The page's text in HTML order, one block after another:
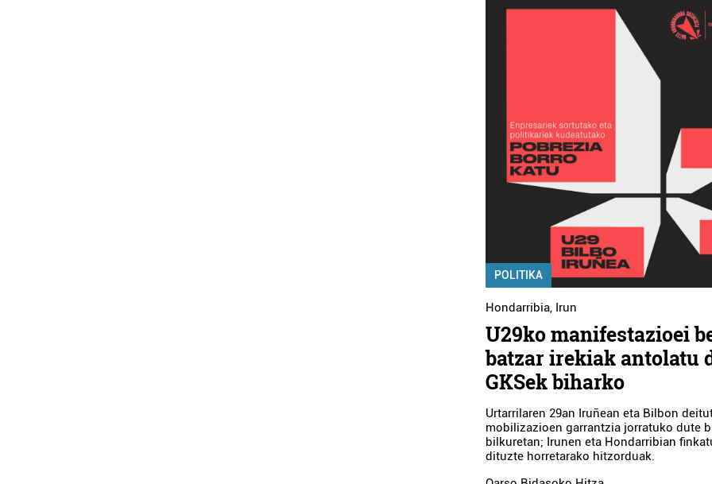
POLITIKA
Hondarribia, Irun
U29ko manifestazioei
batzar irekiak antolatu
GKSek biharko
Urtarrilaren 29an Iruñean eta Bilbon
mobilizazioen garrantzia jorratuko dute
bilkuretan; Irunen eta Hondarribian
dituzte horretarako hitzorduak.